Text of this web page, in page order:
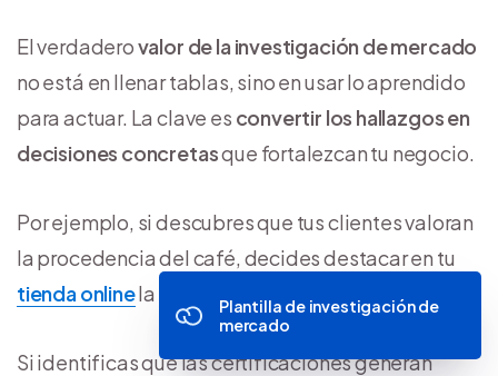
El verdaderovalor de la investigación de mercado
no está en llenar tablas, sino en usar lo aprendido
para actuar. La clave es convertir los hallazgos en
decisiones concretasque fortalezcan tu negocio.
Por ejemplo, si descubres que tus clientes valoran
la procedencia del café, decides destacar en tu
tienda onlinela finca y la región de origen.
Si identificas que las certificaciones generan
Plantilla de investigación de
mercado